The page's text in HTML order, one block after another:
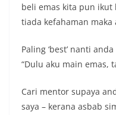
beli emas kita pun ikut
tiada kefahaman
Paling ‘best’ nanti
“Dulu aku main emas,
Cari mentor supaya
saya – kerana asbab